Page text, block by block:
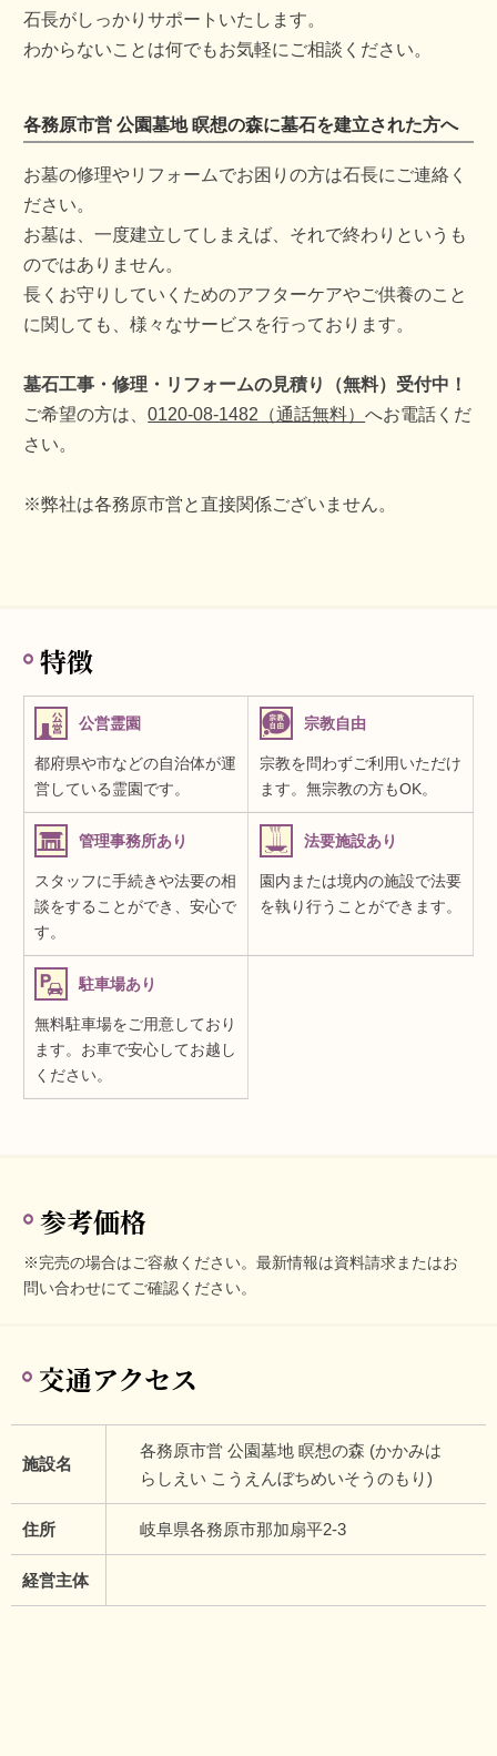
石長がしっかりサポートいたします。
わからないことは何でもお気軽にご相談ください。
各務原市営 公園墓地 瞑想の森に墓石を建立された方へ
お墓の修理やリフォームでお困りの方は石長にご連絡く
ださい。
お墓は、一度建立してしまえば、それで終わりというも
のではありません。
長くお守りしていくためのアフターケアやご供養のこと
に関しても、様々なサービスを行っております。
墓石工事・修理・リフォームの見積り（無料）受付中！
ご希望の方は、0120-08-1482（通話無料）へお電話くだ
さい。
※弊社は各務原市営と直接関係ございません。
特徴
公営霊園
都府県や市などの自治体が運
営している霊園です。
宗教自由
宗教を問わずご利用いただけ
ます。無宗教の方もOK。
管理事務所あり
スタッフに手続きや法要の相
談をすることができ、安心で
す。
法要施設あり
園内または境内の施設で法要
を執り行うことができます。
駐車場あり
無料駐車場をご用意しており
ます。お車で安心してお越し
ください。
参考価格
※完売の場合はご容赦ください。最新情報は資料請求またはお
問い合わせにてご確認ください。
交通アクセス
施設名
各務原市営 公園墓地 瞑想の森 (かかみは
らしえい こうえんぼちめいそうのもり)
住所 岐阜県各務原市那加扇平2-3
経営主体